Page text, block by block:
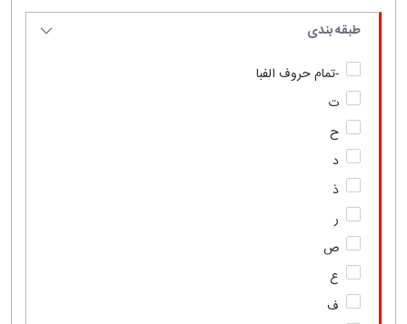
طبقه بندی
-تمام حروف الفبا
ت
ح
د
ذ
ر
ص
ع
ف